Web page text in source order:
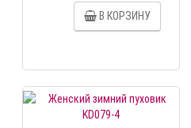
В КОРЗИНУ